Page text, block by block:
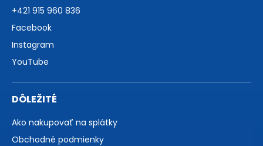
+421 915 960 836
Facebook
Instagram
YouTube
DÔLEŽITÉ
Ako nakupovať na splátky
Obchodné podmienky